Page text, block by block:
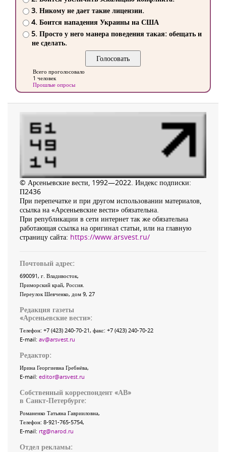
3. Никому не дает такие лицензии.
4. Боится нападения Украины на США
5. Просто у него манера поведения такая: обещать и
не сделать.
Всего проголосовало
1 человек
Прошлые опросы
© Арсеньевские вести, 1992—2022. Индекс подписки:
П2436
При перепечатке и при другом использовании материалов,
ссылка на «Арсеньевские вести» обязательна.
При републикации в сети интернет так же обязательна
работающая ссылка на оригинал статьи, или на главную
страницу сайта: https://www.arsvest.ru/
Почтовый адрес:
690091, г. Владивосток,
Приморский край, Россия
Переулок Шевченко, дом 9, 27
Редакция газеты
«Арсеньевские вести»:
Телефон: +7 (423) 240-70-21, факс: +7 (423) 240-70-22
E-mail: av@arsvest.ru
Редактор:
Ирина Георгиевна Гребнёва,
E-mail: editor@arsvest.ru
Собственный корреспондент «АВ»
в Санкт-Петербурге:
Романенко Татьяна Гаврииловна,
Телефон: 8-921-765-5754,
E-mail: rtg@narod.ru
Отдел рекламы: